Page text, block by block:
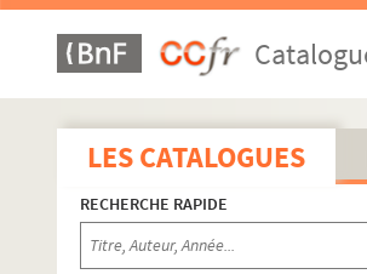
LES CATALOGUES
RECHERCHE RAPIDE